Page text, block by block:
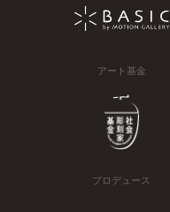
アート基金
プロデュース